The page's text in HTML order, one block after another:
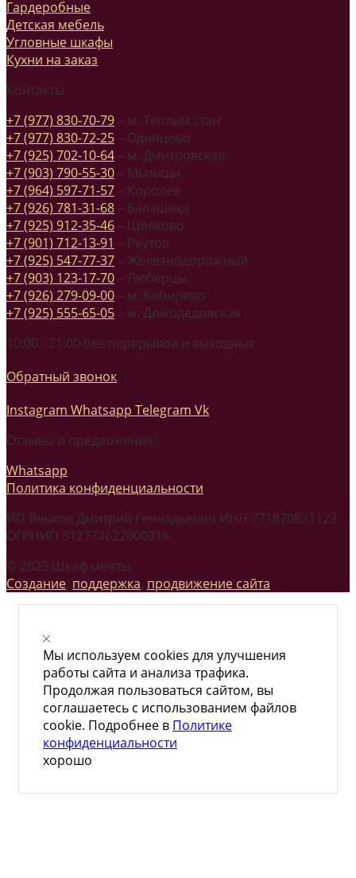
Гардеробные
Детская мебель
Угловные шкафы
Кухни на заказ
Контакты
+7 (977) 830-70-79 – м. Теплый стан
+7 (977) 830-72-25 – Одинцово
+7 (925) 702-10-64 – м. Дмитровская
+7 (903) 790-55-30 – Мытищи
+7 (964) 597-71-57 – Королев
+7 (926) 781-31-68 – Балашиха
+7 (925) 912-35-46 – Щелково
+7 (901) 712-13-91 – Реутов
+7 (925) 547-77-37 – Железнодорожный
+7 (903) 123-17-70 – Люберцы
+7 (926) 279-09-00 – м. Бибирево
+7 (925) 555-65-05 – м. Домодедовская
10:00 - 21:00 без перерывов и выходных
Обратный звонок
Instagram Whatsapp Telegram Vk
Отзывы и предложения:
Whatsapp
Политика конфиденциальности
ИП Яньков Дмитрий Геннадьевич ИНН 771870831123
ОГРНИП 312774622000318
© 2023 Шкаф мечты
Создание, поддержка, продвижение сайта
Мы используем cookies для улучшения
работы сайта и анализа трафика.
Продолжая пользоваться сайтом, вы
соглашаетесь с использованием файлов
cookie. Подробнее в Политике
конфиденциальности
хорошо